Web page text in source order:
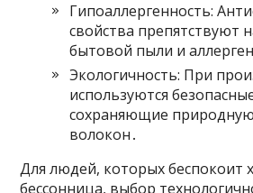
Гипоаллергенность:
свойства препятствуют
бытовой пыли и
Экологичность: При
используются
сохраняющие
волокон․
Для людей, которых беспокоит
бессонница, выбор